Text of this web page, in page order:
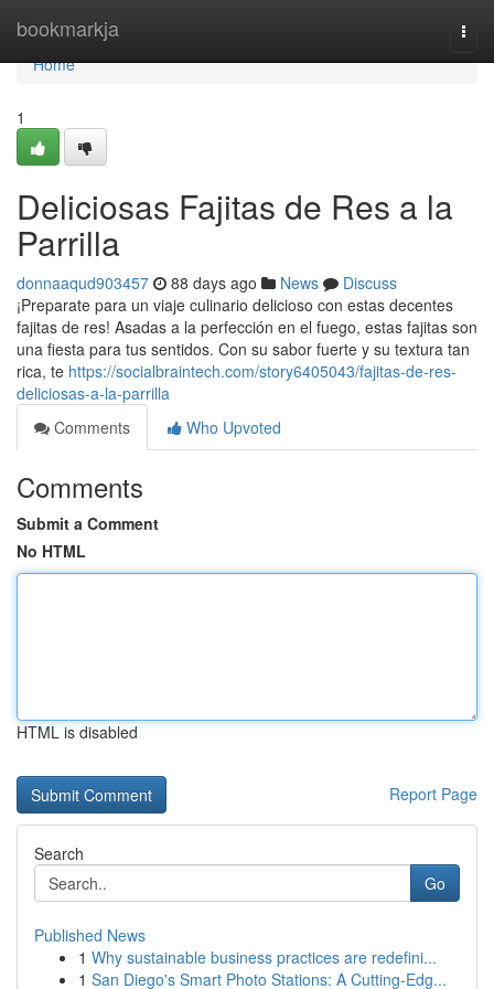
bookmarkja
Home
Home
1
Deliciosas Fajitas de Res a la
Parrilla
donnaaqud903457 88 days ago News
Discuss
¡Preparate para un viaje culinario delicioso con estas decentes
fajitas de res! Asadas a la perfección en el fuego, estas fajitas son
una fiesta para tus sentidos. Con su sabor fuerte y su textura tan
rica, te https://socialbraintech.com/story6405043/fajitas-de-res-
deliciosas-a-la-parrilla
Comments
Who Upvoted
Comments
Submit a Comment
No HTML
HTML is disabled
Report Page
Search
Go
Published News
1 Why sustainable business practices are redefini...
1 San Diego's Smart Photo Stations: A Cutting-Edg...